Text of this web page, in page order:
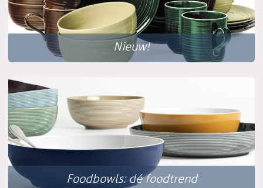
Nieuw!
Foodbowls: dé foodtrend